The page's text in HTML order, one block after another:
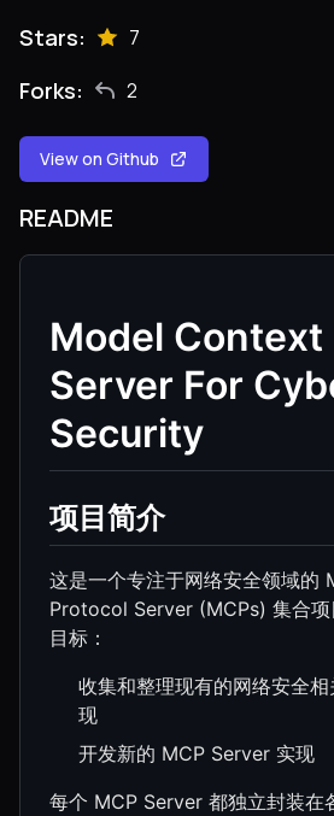
Stars: 7
Forks: 2
View on Github
README
Model Context
Server For
Security
项目简介
这是一个专注于网络安全领域
Protocol Server (MCPs) 集合项
目标：
收集和整理现有的网络安全
现
开发新的 MCP Server 实现
每个 MCP Server 都独立封装在